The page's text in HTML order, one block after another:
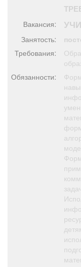
Вакансия:
Занятость:
Требования:
Обязанности: